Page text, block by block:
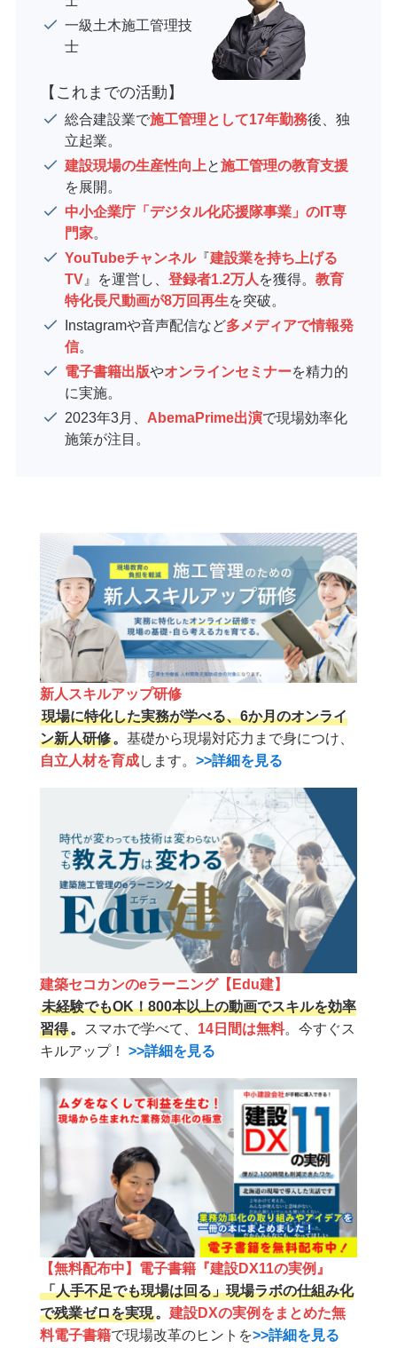
一級土木施工管理技
士
【これまでの活動】
総合建設業で施工管理として17年勤務後、独
立起業。
建設現場の生産性向上と施工管理の教育支援
を展開。
中小企業庁「デジタル化応援隊事業」のIT専
門家。
YouTubeチャンネル『建設業を持ち上げる
TV 』を運営し、 登録者1.2万人 を獲得。 教育
特化長尺動画が8万回再生を突破。
Instagramや音声配信など多メディアで情報発
信。
電子書籍出版やオンラインセミナーを精力的
に実施。
2023年3月、 AbemaPrime出演で現場効率化
施策が注目。
新人スキルアップ研修
現場に特化した実務が学べる、6か月のオンライ
ン新人研修。 基礎から現場対応力まで身につけ、
自立人材を育成します。 >>詳細を見る
建築セコカンのeラーニング【Edu建】
未経験でもOK！800本以上の動画でスキルを効率
習得。 スマホで学べて、 14日間は無料。今すぐス
キルアップ！ >>詳細を見る
【無料配布中】電子書籍『建設DX11の実例』
「人手不足でも現場は回る」現場ラボの仕組み化
で残業ゼロを実現。 建設DXの実例をまとめた無
料電子書籍で現場改革のヒントを>>詳細を見る